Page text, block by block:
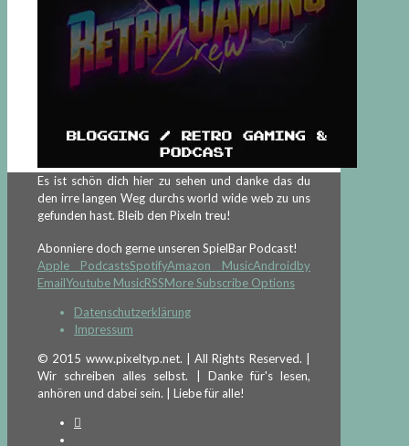
Es ist schön dich hier zu sehen und danke das du
den irre langen Weg durchs world wide web zu uns
gefunden hast. Bleib den Pixeln treu!
Abonniere doch gerne unseren SpielBar Podcast!
Apple PodcastsSpotifyAmazon MusicAndroidby
EmailYoutube MusicRSSMore Subscribe Options
Datenschutzerklärung
Impressum
© 2015 www.pixeltyp.net. | All Rights Reserved. |
Wir schreiben alles selbst. | Danke für's lesen,
anhören und dabei sein. | Liebe für alle!